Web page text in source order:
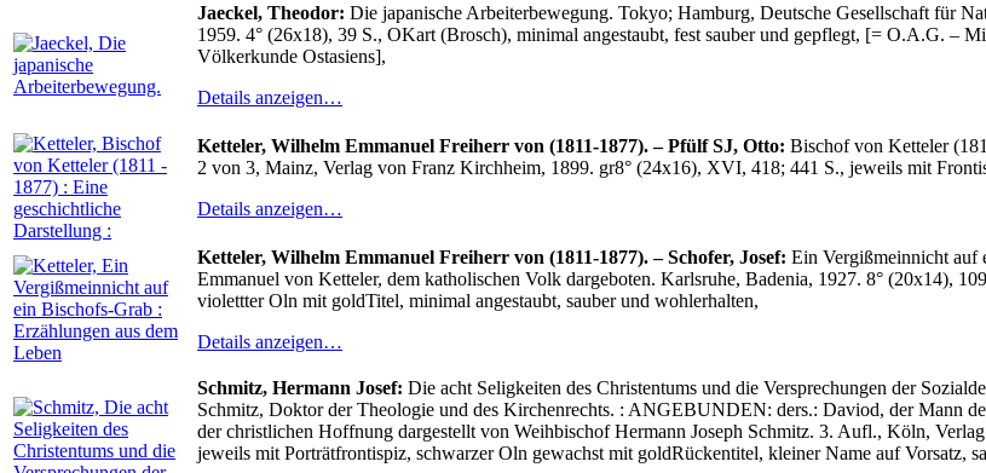
Jaeckel, Theodor: Die japanische Arbeiterbewegung. Tokyo; Hamburg, Deutsche Gesellschaft für
1959. 4° (26x18), 39 S., OKart (Brosch), minimal angestaubt, fest sauber und gepflegt, [= O.A.G. –
Völkerkunde Ostasiens],
Details anzeigen…
Ketteler, Wilhelm Emmanuel Freiherr von (1811-1877). – Pfülf SJ, Otto: Bischof von Ketteler
2 von 3, Mainz, Verlag von Franz Kirchheim, 1899. gr8° (24x16), XVI, 418; 441 S., jeweils mit
Details anzeigen…
Ketteler, Wilhelm Emmanuel Freiherr von (1811-1877). – Schofer, Josef: Ein Vergißmeinnicht auf
Emmanuel von Ketteler, dem katholischen Volk dargeboten. Karlsruhe, Badenia, 1927. 8° (20x14),
violettter Oln mit goldTitel, minimal angestaubt, sauber und wohlerhalten,
Details anzeigen…
Schmitz, Hermann Josef: Die acht Seligkeiten des Christentums und die Versprechungen der
Schmitz, Doktor der Theologie und des Kirchenrechts. : ANGEBUNDEN: ders.: Daviod, der Mann
der christlichen Hoffnung dargestellt von Weihbischof Hermann Joseph Schmitz. 3. Aufl., Köln,
jeweils mit Porträtfrontispiz, schwarzer Oln gewachst mit goldRückentitel, kleiner Name auf Vorsatz,